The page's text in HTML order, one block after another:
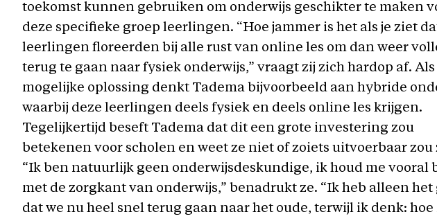
toekomst kunnen gebruiken om onderwijs geschikter te maken
deze specifieke groep leerlingen. “Hoe jammer is het als je ziet
leerlingen floreerden bij alle rust van online les om dan weer
terug te gaan naar fysiek onderwijs,” vraagt zij zich hardop af. Als
mogelijke oplossing denkt Tadema bijvoorbeeld aan hybride
waarbij deze leerlingen deels fysiek en deels online les krijgen.
Tegelijkertijd beseft Tadema dat dit een grote investering zou
betekenen voor scholen en weet ze niet of zoiets uitvoerbaar zou
“Ik ben natuurlijk geen onderwijsdeskundige, ik houd me vooral
met de zorgkant van onderwijs,” benadrukt ze. “Ik heb alleen het
dat we nu heel snel terug gaan naar het oude, terwijl ik denk: hoe